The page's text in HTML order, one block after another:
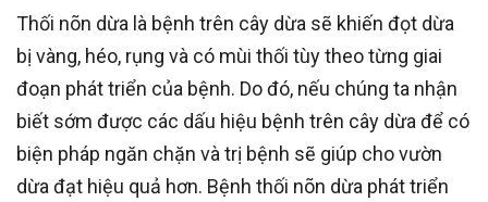
Thối nõn dừa là bệnh trên cây dừa sẽ khiến đọt dừa
bị vàng, héo, rụng và có mùi thối tùy theo từng giai
đoạn phát triển của bệnh. Do đó, nếu chúng ta nhận
biết sớm được các dấu hiệu bệnh trên cây dừa để có
biện pháp ngăn chặn và trị bệnh sẽ giúp cho vườn
dừa đạt hiệu quả hơn. Bệnh thối nõn dừa phát triển